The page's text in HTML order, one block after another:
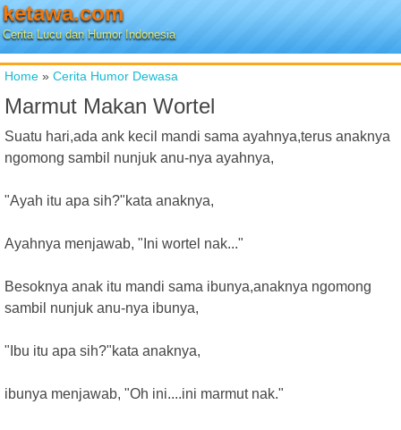
ketawa.com
Cerita Lucu dan Humor Indonesia
Home » Cerita Humor Dewasa
Marmut Makan Wortel
Suatu hari,ada ank kecil mandi sama ayahnya,terus anaknya
ngomong sambil nunjuk anu-nya ayahnya,
"Ayah itu apa sih?"kata anaknya,
Ayahnya menjawab, "Ini wortel nak..."
Besoknya anak itu mandi sama ibunya,anaknya ngomong
sambil nunjuk anu-nya ibunya,
"Ibu itu apa sih?"kata anaknya,
ibunya menjawab, "Oh ini....ini marmut nak."